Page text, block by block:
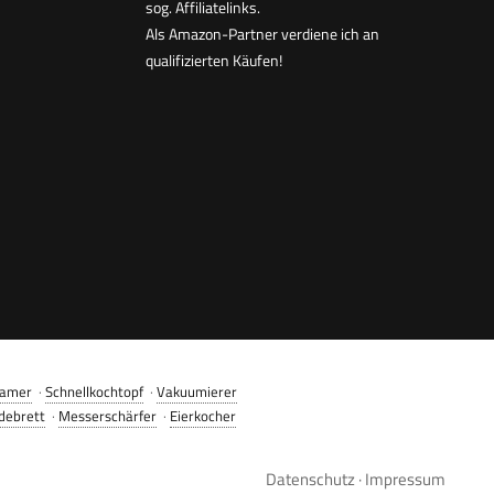
sog. Affiliatelinks.
Als Amazon-Partner verdiene ich an
qualifizierten Käufen!
· Schnellkochtopf· Vakuumierer
· Messerschärfer · Eierkocher
Datenschutz·Impressum